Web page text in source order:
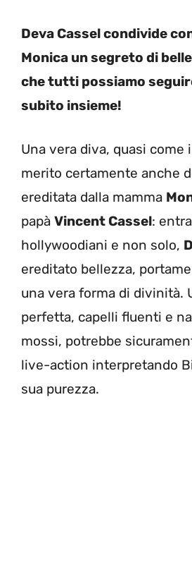
Deva Cassel condivide
Monica un segreto di
che tutti possiamo
subito insieme!
Una vera diva, quasi come
merito certamente anche
ereditata dalla mamma
papà Vincent Cassel:
hollywoodiani e non solo,
ereditato bellezza,
una vera forma di divinità.
perfetta, capelli fluenti e
mossi, potrebbe
live-action interpretando
sua purezza.